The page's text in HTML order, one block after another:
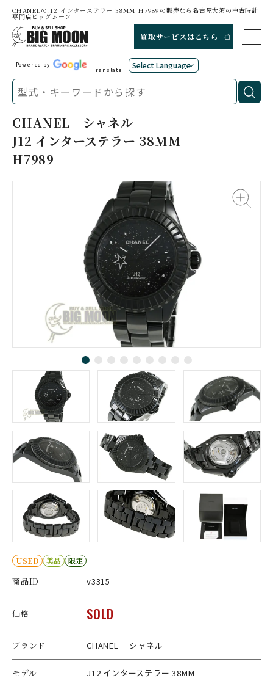
CHANELのJ12 インターステラー 38MM H7989の販売なら名古屋大須の中古時計
専門店ビッグムーン
買取サービスはこちら
Powered by
Translate
CHANEL シャネル
J12 インターステラー 38MM
H7989
USED 美品 限定
商品ID v3315
価格 SOLD
ブランド CHANEL シャネル
モデル J12 インターステラー 38MM